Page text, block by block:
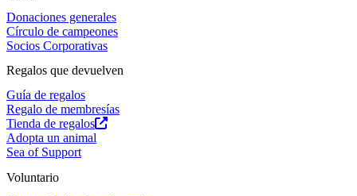
Donaciones generales
Círculo de campeones
Socios Corporativas
Regalos que devuelven
Guía de regalos
Regalo de membresías
Tienda de regalos
Adopta un animal
Sea of Support
Voluntario